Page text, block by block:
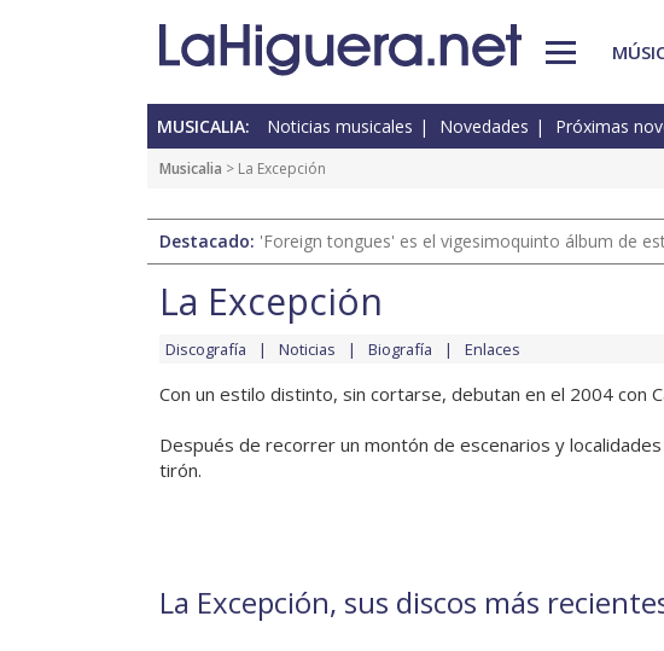
MUSICALIA: Noticias musicales Novedades Próximas
Musicalia > La Excepción
Destacado: 'Foreign tongues' es el vigesimoquinto álbum de
La Excepción
Discografía Noticias Biografía Enlaces
Con un estilo distinto, sin cortarse, debutan en el 2004 con
Después de recorrer un montón de escenarios y
tirón.
La Excepción, sus discos más